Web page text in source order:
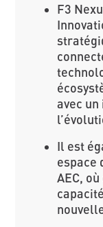
F3
avec
Il est
espace
AEC,